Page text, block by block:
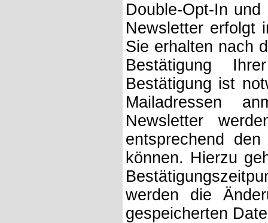
Double-Opt-In
Newsletter erfolgt
Sie erhalten nach
Bestätigung
Bestätigung ist
Mailadressen
Newsletter
entsprechend
können. Hierzu
werden die
gespeicherten